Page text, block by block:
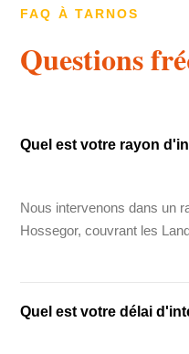
FAQ À TARNOS
Questions
Quel est votre rayon
Nous intervenons dans un
Hossegor, couvrant les
Quel est votre délai